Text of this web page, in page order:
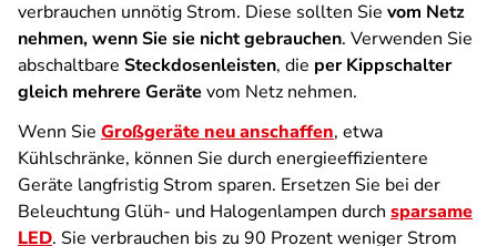
verbrauchen unnötig Strom. Diese sollten Sie vom Netz
nehmen, wenn Sie sie nicht gebrauchen. Verwenden Sie
abschaltbare Steckdosenleisten, die per Kippschalter
gleich mehrere Geräte vom Netz nehmen.
Wenn Sie Großgeräte neu anschaffen, etwa
Kühlschränke, können Sie durch energieeffizientere
Geräte langfristig Strom sparen. Ersetzen Sie bei der
Beleuchtung Glüh- und Halogenlampen durch sparsame
LED. Sie verbrauchen bis zu 90 Prozent weniger Strom